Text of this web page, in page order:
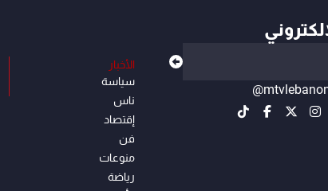
الأخبار
سياسة
ناس
إقتصاد
فن
منوعات
رياضة